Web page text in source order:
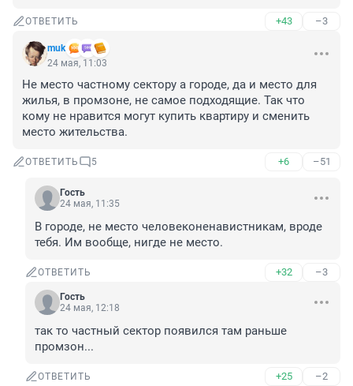
ОТВЕТИТЬ +43 –3
muk
24 мая, 11:03
Не место частному сектору а городе, да и место для
жилья, в промзоне, не самое подходящие. Так что
кому не нравится могут купить квартиру и сменить
место жительства.
ОТВЕТИТЬ 5 +6 –51
Гость
24 мая, 11:35
В городе, не место человеконенавистникам, вроде
тебя. Им вообще, нигде не место.
ОТВЕТИТЬ +32 –3
Гость
24 мая, 12:18
так то частный сектор появился там раньше
промзон...
ОТВЕТИТЬ +25 –2